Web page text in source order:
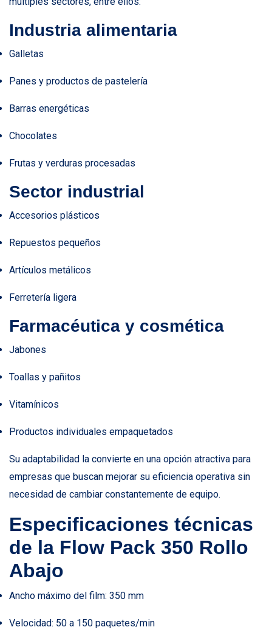
Industria alimentaria
Galletas
Panes y productos de pastelería
Barras energéticas
Chocolates
Frutas y verduras procesadas
Sector industrial
Accesorios plásticos
Repuestos pequeños
Artículos metálicos
Ferretería ligera
Farmacéutica y cosmética
Jabones
Toallas y pañitos
Vitamínicos
Productos individuales empaquetados
Su adaptabilidad la convierte en una opción atractiva para
empresas que buscan mejorar su eficiencia operativa sin
necesidad de cambiar constantemente de equipo.
Especificaciones técnicas
de la Flow Pack 350 Rollo
Abajo
Ancho máximo del film: 350 mm
Velocidad: 50 a 150 paquetes/min